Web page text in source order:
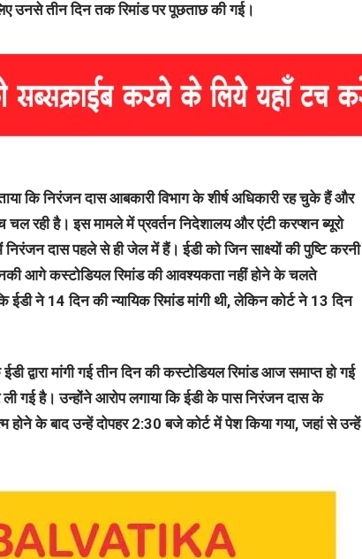
उनसे तीन दिन तक रिमांड पर पूछताछ की गई।
कि निरंजन दास आबकारी विभाग के शीर्ष अधिकारी रह चुके हैं और
रही है। इस मामले में प्रवर्तन निदेशालय और एंटी करप्शन ब्यूरो
दास पहले से ही जेल में हैं। ईडी को जिन साक्ष्यों की पुष्टि करनी
आगे कस्टोडियल रिमांड की आवश्यकता नहीं होने के चलते
ईडी ने 14 दिन की न्यायिक रिमांड मांगी थी, लेकिन कोर्ट ने 13 दिन
द्वारा मांगी गई तीन दिन की कस्टोडियल रिमांड आज समाप्त हो गई
गई है। उन्होंने आरोप लगाया कि ईडी के पास निरंजन दास के
होने के बाद उन्हें दोपहर 2:30 बजे कोर्ट में पेश किया गया, जहां से उन्हें